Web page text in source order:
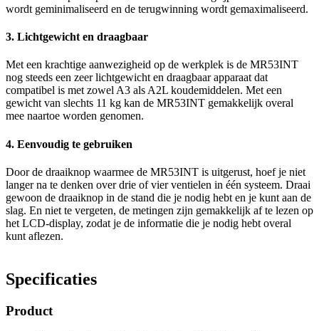
wordt geminimaliseerd en de terugwinning wordt gemaximaliseerd.
3. Lichtgewicht en draagbaar
Met een krachtige aanwezigheid op de werkplek is de MR53INT
nog steeds een zeer lichtgewicht en draagbaar apparaat dat
compatibel is met zowel A3 als A2L koudemiddelen. Met een
gewicht van slechts 11 kg kan de MR53INT gemakkelijk overal
mee naartoe worden genomen.
4. Eenvoudig te gebruiken
Door de draaiknop waarmee de MR53INT is uitgerust, hoef je niet
langer na te denken over drie of vier ventielen in één systeem. Draai
gewoon de draaiknop in de stand die je nodig hebt en je kunt aan de
slag. En niet te vergeten, de metingen zijn gemakkelijk af te lezen op
het LCD-display, zodat je de informatie die je nodig hebt overal
kunt aflezen.
Specificaties
Product